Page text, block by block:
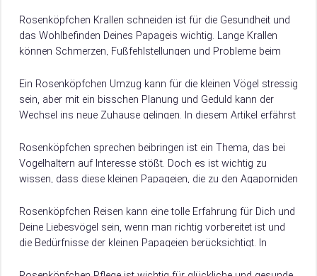
anderen Vögeln…
Rosenköpfchen Krallen schneiden ist für die Gesundheit und
das Wohlbefinden Deines Papageis wichtig. Lange Krallen
können Schmerzen, Fußfehlstellungen und Probleme beim
geschnitten werden…
Ein Rosenköpfchen Umzug kann für die kleinen Vögel stressig
sein, aber mit ein bisschen Planung und Geduld kann der
Wechsel ins neue Zuhause gelingen. In diesem Artikel erfährst
Rosenköpfchen sprechen beibringen ist ein Thema, das bei
Vogelhaltern auf Interesse stößt. Doch es ist wichtig zu
wissen, dass diese kleinen Papageien, die zu den Agaporniden
Rosenköpfchen Reisen kann eine tolle Erfahrung für Dich und
Deine Liebesvögel sein, wenn man richtig vorbereitet ist und
die Bedürfnisse der kleinen Papageien berücksichtigt. In